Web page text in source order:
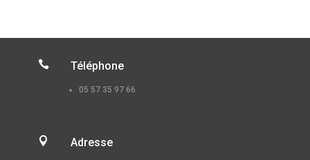
 Téléphone
05 57 35 97 66
 Adresse